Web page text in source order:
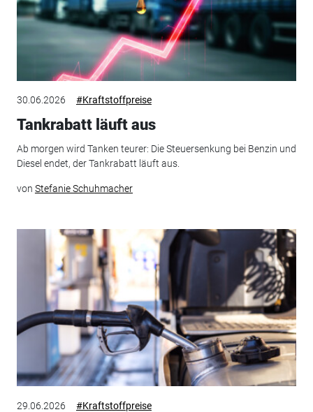
30.06.2026 #Kraftstoffpreise
Tankrabatt läuft aus
Ab morgen wird Tanken teurer: Die Steuersenkung bei Benzin und
Diesel endet, der Tankrabatt läuft aus.
von Stefanie Schuhmacher
29.06.2026 #Kraftstoffpreise